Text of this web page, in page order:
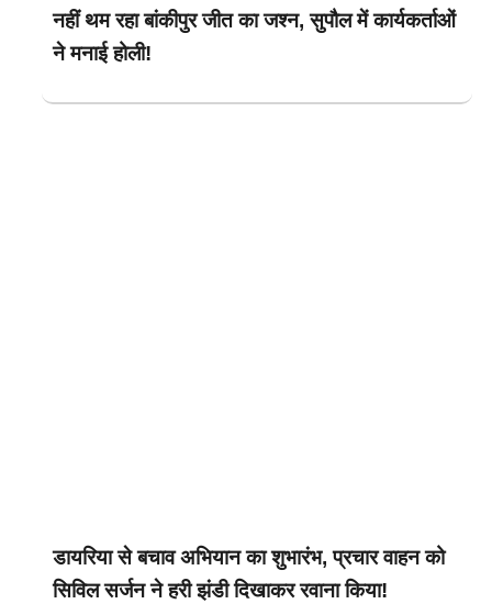
नहीं थम रहा बांकीपुर जीत का जश्न, सुपौल में कार्यकर्ताओं
ने मनाई होली!
डायरिया से बचाव अभियान का शुभारंभ, प्रचार वाहन को
सिविल सर्जन ने हरी झंडी दिखाकर रवाना किया!